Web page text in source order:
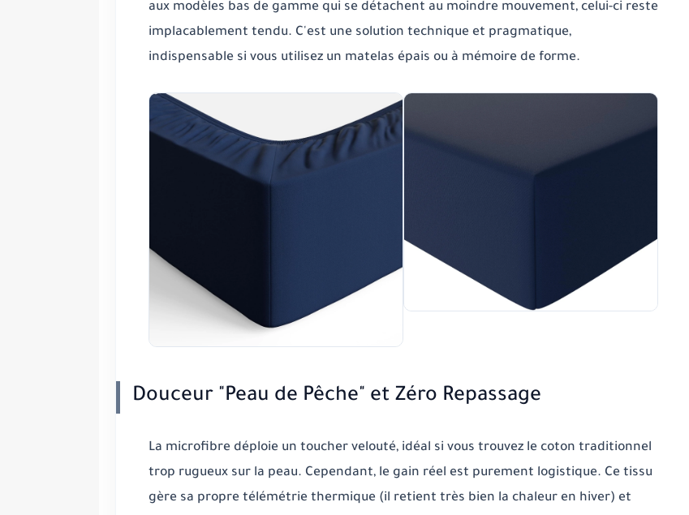
aux modèles bas de gamme qui se détachent au moindre mouvement, celui-ci reste
implacablement tendu. C'est une solution technique et pragmatique,
indispensable si vous utilisez un matelas épais ou à mémoire de forme.
Douceur "Peau de Pêche" et Zéro Repassage
La microfibre déploie un toucher velouté, idéal si vous trouvez le coton traditionnel
trop rugueux sur la peau. Cependant, le gain réel est purement logistique. Ce tissu
gère sa propre télémétrie thermique (il retient très bien la chaleur en hiver) et